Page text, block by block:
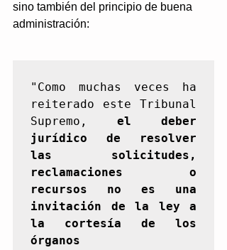
sino también del principio de buena
administración:
"Como muchas veces ha
reiterado este Tribunal
Supremo, el deber
jurídico de resolver
las solicitudes,
reclamaciones o
recursos no es una
invitación de la ley a
la cortesía de los
órganos